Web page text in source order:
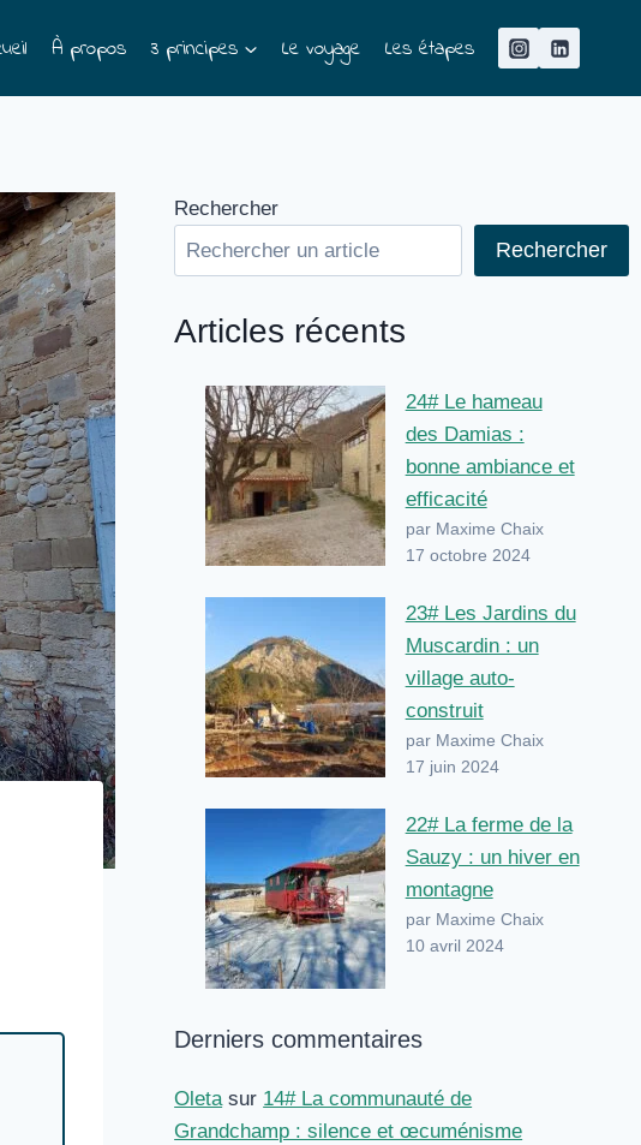
À propos 3 principes Le voyage Les étapes
2014 Deux couples Agroforesterie ... Content continues. Activate
Rechercher
Rechercher
Articles récents
24# Le hameau
des Damias :
bonne ambiance et
efficacité
par Maxime Chaix
17 octobre 2024
23# Les Jardins du
Muscardin : un
village auto-
construit
par Maxime Chaix
17 juin 2024
22# La ferme de la
Sauzy : un hiver en
montagne
par Maxime Chaix
10 avril 2024
Derniers commentaires
Oleta sur 14# La communauté de
Grandchamp : silence et œcuménisme